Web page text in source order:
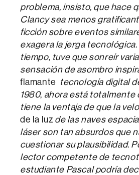
problema, insisto, que hace
Clancy sea menos
ficción sobre eventos
exagera la jerga tecnológica.
tiempo, tuve que sonreír
sensación de asombro
flamante tecnología digital
1980, ahora está totalmente
tiene la ventaja de que la
de la luz de las naves
láser son tan absurdos que
cuestionar su plausibilidad.
lector competente de
estudiante Pascal podría